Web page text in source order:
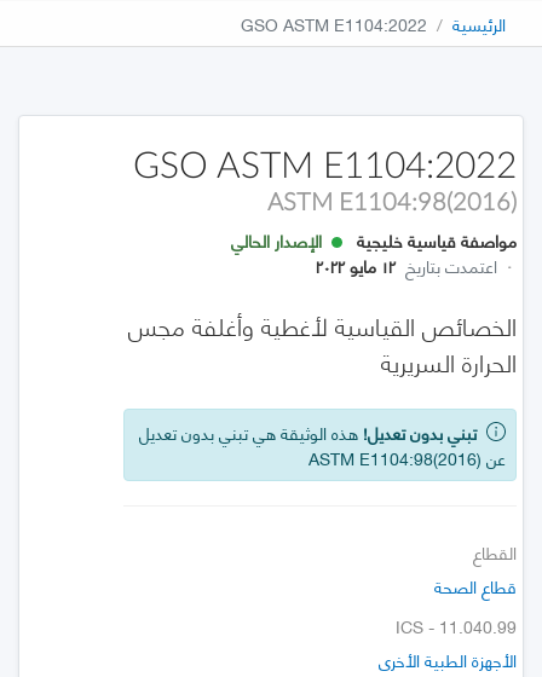
الرئيسية GSO ASTM E1104:2022
GSO ASTM E1104:2022
ASTM E1104:98(2016)
مواصفة قياسية خليجية
الإصدار الحالي
· اعتمدت بتاريخ ١٢ مايو ٢٠٢٢
الخصائص القياسية لأغطية وأغلفة مجس
الحرارة السريرية
تبني بدون تعديل! هذه الوثيقة هي تبني بدون تعديل
عن ASTM E1104:98(2016)
القطاع
قطاع الصحة
ICS - 11.040.99
الأجهزة الطبية الأخرى